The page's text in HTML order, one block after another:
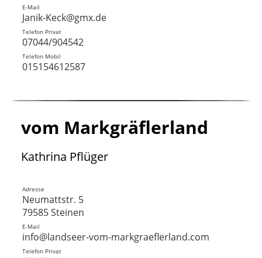
E-Mail
Janik-Keck@gmx.de
Telefon Privat
07044/904542
Telefon Mobil
015154612587
vom Markgräflerland
Kathrina Pflüger
Adresse
Neumattstr. 5
79585 Steinen
E-Mail
info@landseer-vom-markgraeflerland.com
Telefon Privat